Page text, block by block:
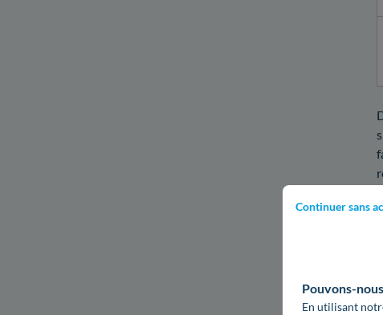
Continuer sans
Pouvons-
En utilisant